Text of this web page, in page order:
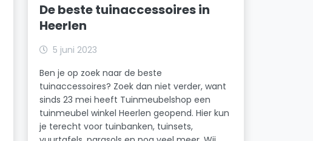
De beste tuinaccessoires in
Heerlen
5 juni 2023
Ben je op zoek naar de beste
tuinaccessoires? Zoek dan niet verder, want
sinds 23 mei heeft Tuinmeubelshop een
tuinmeubel winkel Heerlen geopend. Hier kun
je terecht voor tuinbanken, tuinsets,